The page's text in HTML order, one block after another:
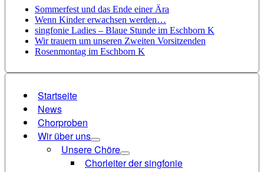
Sommerfest und das Ende einer Ära
Wenn Kinder erwachsen werden…
singfonie Ladies – Blaue Stunde im Eschborn K
Wir trauern um unseren Zweiten Vorsitzenden
Rosenmontag im Eschborn K
Startseite
News
Chorproben
Wir über uns
Unsere Chöre
Chorleiter der singfonie